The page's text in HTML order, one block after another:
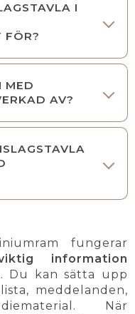
I
FÖR?
MED
AV?
fungerar
information
Du kan sätta upp
meddelanden,
När